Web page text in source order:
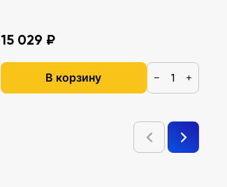
15 029 ₽
В корзину − +